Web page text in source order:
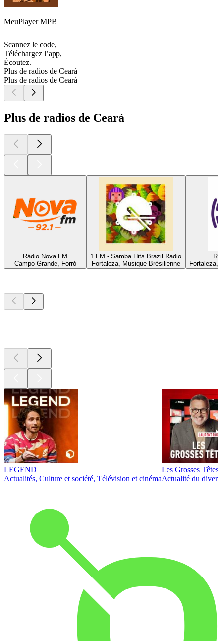
MeuPlayer MPB
Scannez le code,
Téléchargez l’app,
Écoutez.
Plus de radios de Ceará
Plus de radios de Ceará
Plus de radios de Ceará
Rádio Nova FM
Campo Grande, Forró
1.FM - Samba Hits Brazil Radio
Fortaleza, Musique Brésilienne
Fortaleza,
LEGEND
Actualités, Culture et société, Télévision et cinéma
Les Grosses Têtes
Actualité du